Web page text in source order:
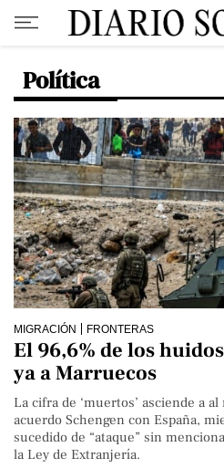
Política
MIGRACIÓN FRONTERAS
El 96,6% de los
ya a Marruecos
La cifra de ‘muertos’ asciende a
acuerdo Schengen con España,
sucedido de “ataque” sin
la Ley de Extranjería.